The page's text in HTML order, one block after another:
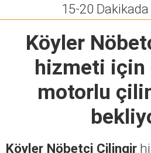
15-20 Dakikada
Köyler
hizmeti için
motorlu
Köyler Nöbetçi Çilingir